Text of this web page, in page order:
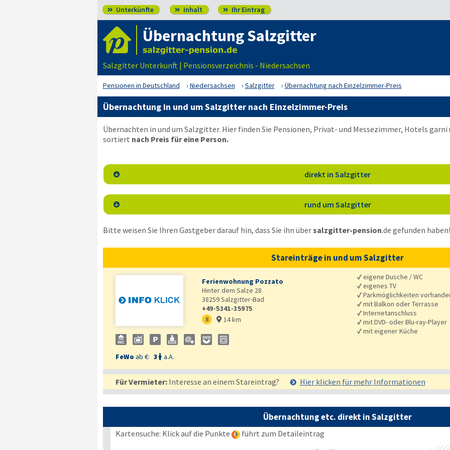
 Unterkünfte  Inhalt  Ihr Eintrag
Übernachtung Salzgitter
Salzgitter Unterkunft | Pensionsverzeichnis - Niedersachsen
Pensionen in Deutschland Niedersachsen Salzgitter Übernachtung nach Einzelzimmer-Preis
Übernachtung in und um Salzgitter nach Einzelzimmer-Preis
Übernachten in und um Salzgitter. Hier finden Sie Pensionen, Privat- und Messezimmer, Hotels garni
sortiert nach Preis für eine Person.
 direkt in Salzgitter
 rund um Salzgitter
Bitte weisen Sie Ihren Gastgeber darauf hin, dass Sie ihn übersalzgitter-pension.de gefunden haben!
Stareinträge in und um Salzgitter
Ferienwohnung Pozzato
Hinter dem Salze 28
38259Salzgitter-Bad
+49-5341-35975
8  14 km
FeWo ab €: 3  a.A.
✓eigene Dusche / WC
✓eigenes TV
✓Parkmöglichkeiten
✓mit Balkon oder Terrasse
✓Internetanschluss
✓mit DVD- oder Blu-ray-Player
✓mit eigener Küche
Für Vermieter:Interesse an einem Stareintrag? Hier klicken für mehr Informationen
Übernachtung etc. direkt in Salzgitter
Kartensuche: Klick auf die Punkte führt zum Detaileintrag